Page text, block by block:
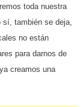
toda nuestra
también se deja,
no están
para darnos de
creamos una